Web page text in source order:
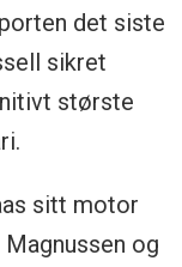
det siste
sikret
største
sitt motor
og